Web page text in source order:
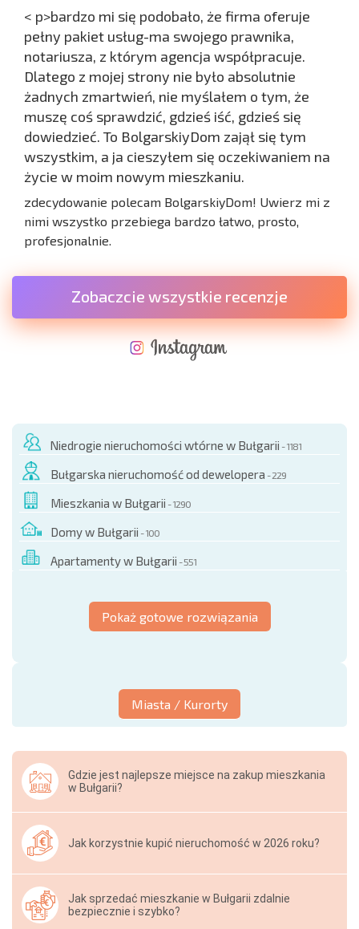
< p>bardzo mi się podobało, że firma oferuje
pełny pakiet usług-ma swojego prawnika,
notariusza, z którym agencja współpracuje.
Dlatego z mojej strony nie było absolutnie
żadnych zmartwień, nie myślałem o tym, że
muszę coś sprawdzić, gdzieś iść, gdzieś się
dowiedzieć. To BolgarskiyDom zajął się tym
wszystkim, a ja cieszyłem się oczekiwaniem na
życie w moim nowym mieszkaniu.
zdecydowanie polecam BolgarskiyDom! Uwierz mi z
nimi wszystko przebiega bardzo łatwo, prosto,
profesjonalnie.
Zobaczcie wszystkie recenzje
Niedrogie nieruchomości wtórne w Bułgarii - 1181
Bułgarska nieruchomość od dewelopera - 229
Mieszkania w Bułgarii - 1290
Domy w Bułgarii - 100
Apartamenty w Bułgarii - 551
Pokaż gotowe rozwiązania
Miasta / Kurorty
Gdzie jest najlepsze miejsce na zakup mieszkania
w Bułgarii?
Jak korzystnie kupić nieruchomość w 2026 roku?
Jak sprzedać mieszkanie w Bułgarii zdalnie
bezpiecznie i szybko?